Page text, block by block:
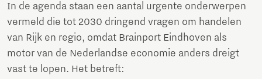
In de agenda staan een aantal urgente onderwerpen
vermeld die tot 2030 dringend vragen om handelen
van Rijk en regio, omdat Brainport Eindhoven als
motor van de Nederlandse economie anders dreigt
vast te lopen. Het betreft: